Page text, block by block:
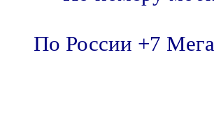
По России +7